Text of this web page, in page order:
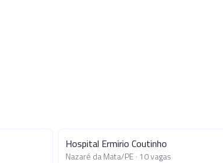
Hospital Ermirio Coutinho
Nazaré da Mata/PE · 10vagas